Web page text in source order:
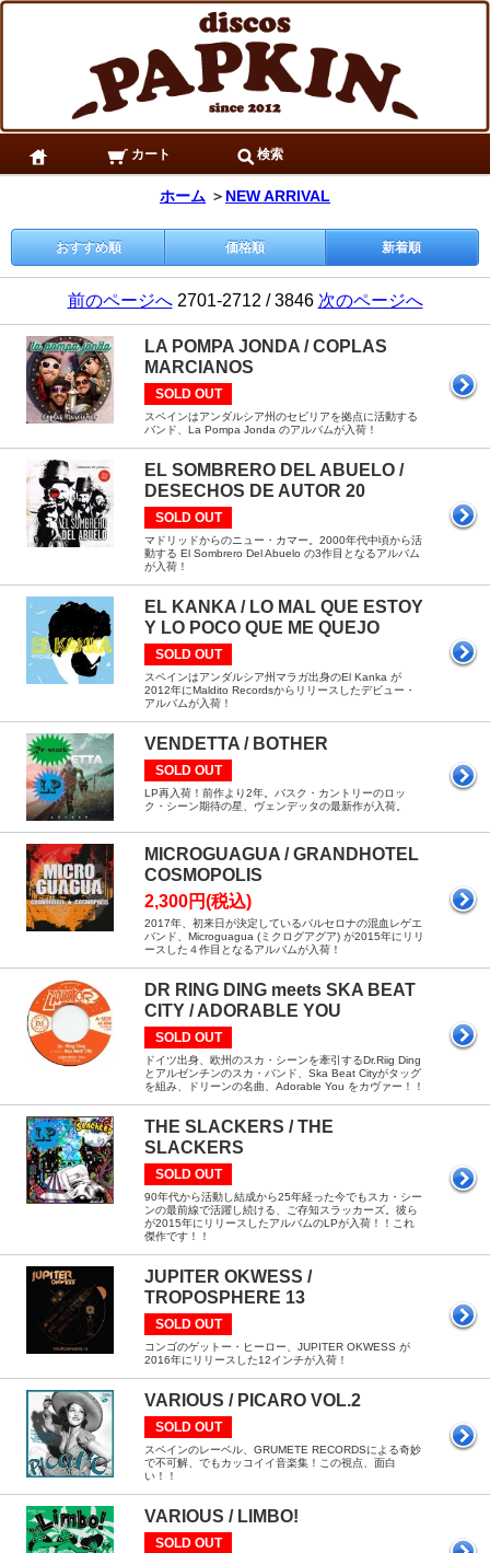
カート 検索
ホーム ＞ NEW ARRIVAL
おすすめ順 価格順 新着順
前のページへ2701-2712 / 3846 次のページへ
LA POMPA JONDA / COPLAS
MARCIANOS
SOLD OUT
スペインはアンダルシア州のセビリアを拠点に活動する
バンド、La Pompa Jonda のアルバムが入荷！
EL SOMBRERO DEL ABUELO /
DESECHOS DE AUTOR 20
SOLD OUT
マドリッドからのニュー・カマー。2000年代中頃から活
動する El Sombrero Del Abuelo の3作目となるアルバム
が入荷！
EL KANKA / LO MAL QUE ESTOY
Y LO POCO QUE ME QUEJO
SOLD OUT
スペインはアンダルシア州マラガ出身のEl Kanka が
2012年にMaldito Recordsからリリースしたデビュー・
アルバムが入荷！
VENDETTA / BOTHER
SOLD OUT
LP再入荷！前作より2年。バスク・カントリーのロッ
ク・シーン期待の星、ヴェンデッタの最新作が入荷。
MICROGUAGUA / GRANDHOTEL
COSMOPOLIS
2,300円(税込)
2017年、初来日が決定しているバルセロナの混血レゲエ
バンド、Microguagua (ミクログアグア) が2015年にリリ
ースした４作目となるアルバムが入荷！
DR RING DING meets SKA BEAT
CITY / ADORABLE YOU
SOLD OUT
ドイツ出身、欧州のスカ・シーンを牽引するDr.Riig Ding
とアルゼンチンのスカ・バンド、Ska Beat Cityがタッグ
を組み、ドリーンの名曲、Adorable You をカヴァー！！
THE SLACKERS / THE
SLACKERS
SOLD OUT
90年代から活動し結成から25年経った今でもスカ・シー
ンの最前線で活躍し続ける、ご存知スラッカーズ。彼ら
が2015年にリリースしたアルバムのLPが入荷！！これ
傑作です！！
JUPITER OKWESS /
TROPOSPHERE 13
SOLD OUT
コンゴのゲットー・ヒーロー、JUPITER OKWESS が
2016年にリリースした12インチが入荷！
VARIOUS / PICARO VOL.2
SOLD OUT
スペインのレーベル、GRUMETE RECORDSによる奇妙
で不可解、でもカッコイイ音楽集！この視点、面白
い！！
VARIOUS / LIMBO!
SOLD OUT